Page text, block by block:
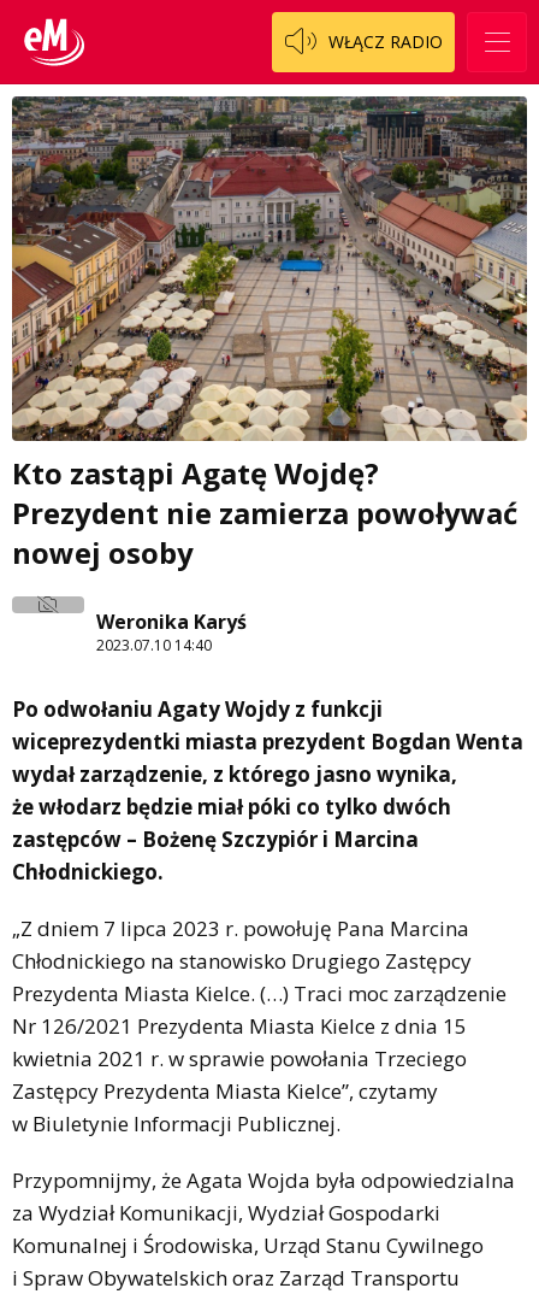
WŁĄCZ RADIO
Kto zastąpi Agatę Wojdę?
Prezydent nie zamierza powoływać
nowej osoby
Weronika Karyś
2023.07.10 14:40
Po odwołaniu Agaty Wojdy z funkcji
wiceprezydentki miasta prezydent Bogdan Wenta
wydał zarządzenie, z którego jasno wynika,
że włodarz będzie miał póki co tylko dwóch
zastępców – Bożenę Szczypiór i Marcina
Chłodnickiego.
„Z dniem 7 lipca 2023 r. powołuję Pana Marcina
Chłodnickiego na stanowisko Drugiego Zastępcy
Prezydenta Miasta Kielce. (…) Traci moc zarządzenie
Nr 126/2021 Prezydenta Miasta Kielce z dnia 15
kwietnia 2021 r. w sprawie powołania Trzeciego
Zastępcy Prezydenta Miasta Kielce”, czytamy
w Biuletynie Informacji Publicznej.
Przypomnijmy, że Agata Wojda była odpowiedzialna
za Wydział Komunikacji, Wydział Gospodarki
Komunalnej i Środowiska, Urząd Stanu Cywilnego
i Spraw Obywatelskich oraz Zarząd Transportu